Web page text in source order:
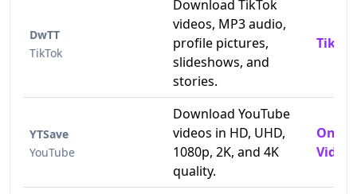
DwTT
TikTok
Download TikTok
videos, MP3 audio,
profile pictures,
slideshows, and
stories.
YTSave
YouTube
Download YouTube
videos in HD, UHD,
1080p, 2K, and 4K
quality.
Video